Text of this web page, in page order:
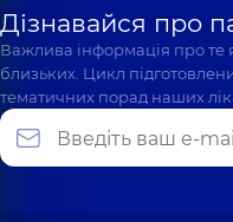
Дізнавайся про
Важлива інформація про те
близьких. Цикл
тематичних порад наших